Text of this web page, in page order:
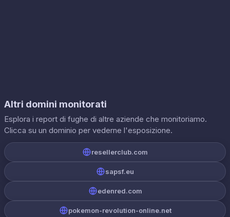
Altri domini monitorati
Esplora i report di fughe di altre aziende che monitoriamo.
Clicca su un dominio per vederne l'esposizione.
resellerclub.com
sapsf.eu
edenred.com
pokemon-revolution-online.net